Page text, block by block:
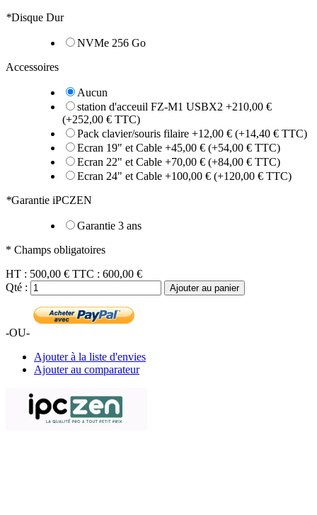
*Disque Dur
NVMe 256 Go
Accessoires
Aucun
station d'acceuil FZ-M1 USBX2 +210,00 €
(+252,00 € TTC)
Pack clavier/souris filaire +12,00 € (+14,40 € TTC)
Ecran 19" et Cable +45,00 € (+54,00 € TTC)
Ecran 22" et Cable +70,00 € (+84,00 € TTC)
Ecran 24" et Cable +100,00 € (+120,00 € TTC)
*Garantie iPCZEN
Garantie 3 ans
* Champs obligatoires
HT : 500,00 € TTC : 600,00 €
Qté :
Ajouter au panier
-OU-
Ajouter à la liste d'envies
Ajouter au comparateur